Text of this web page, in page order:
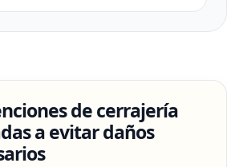
de cerrajería
a evitar daños